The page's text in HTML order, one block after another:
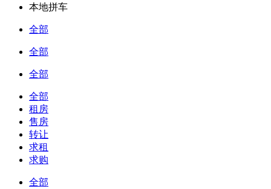
本地拼车
全部
全部
全部
全部
租房
售房
转让
求租
求购
全部